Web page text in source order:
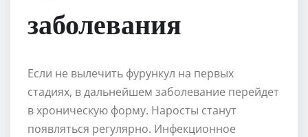
заболевания
Если не вылечить фурункул на первых
стадиях, в дальнейшем заболевание перейдет
в хроническую форму. Наросты станут
появляться регулярно. Инфекционное